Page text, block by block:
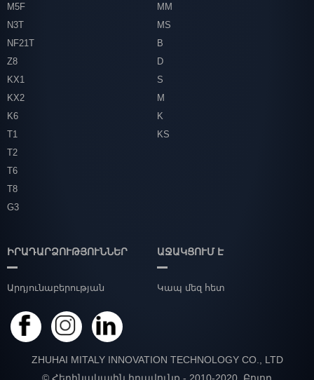
M5F
N3T
NF21T
Z8
KX1
KX2
K6
T1
T2
T6
T8
G3
MM
MS
B
D
S
M
K
KS
ԻՐԱԴԱՐՁՈՒԹՅՈՒՆՆԵՐ
Արդյունաբերության
ԱՋԱԿՑՈՒՄ Է
Կապ մեզ հետ
ZHUHAI MITALY INNOVATION TECHNOLOGY CO., LTD
© Հեղինակային իրավունք - 2010-2020. Բոլոր